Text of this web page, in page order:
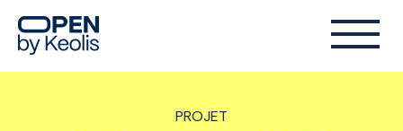
PROJET